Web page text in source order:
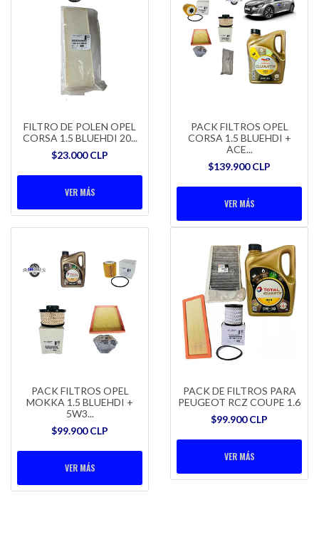
FILTRO DE POLEN OPEL
CORSA 1.5 BLUEHDI 20...
$23.000 CLP
VER MÁS
PACK FILTROS OPEL
CORSA 1.5 BLUEHDI +
ACE...
$139.900 CLP
VER MÁS
PACK FILTROS OPEL
MOKKA 1.5 BLUEHDI +
5W3...
$99.900 CLP
VER MÁS
PACK DE FILTROS PARA
PEUGEOT RCZ COUPE 1.6
$99.900 CLP
VER MÁS